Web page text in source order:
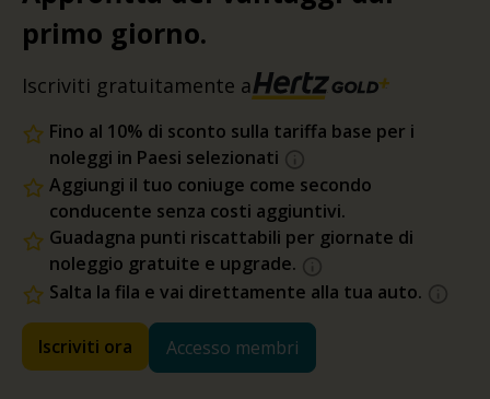
primo giorno.
Iscriviti gratuitamente a
Fino al 10% di sconto sulla tariffa base per i
noleggi in Paesi selezionati
Aggiungi il tuo coniuge come secondo
conducente senza costi aggiuntivi.
Guadagna punti riscattabili per giornate di
noleggio gratuite e upgrade.
Salta la fila e vai direttamente alla tua auto.
Iscriviti ora Accesso membri